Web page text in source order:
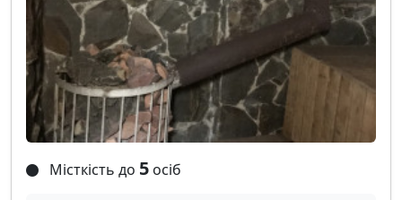
Місткість до 5 осіб